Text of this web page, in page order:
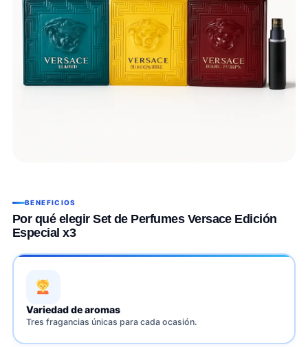
BENEFICIOS
Por qué elegir Set de Perfumes Versace Edición
Especial x3
Variedad de aromas
Tres fragancias únicas para cada ocasión.